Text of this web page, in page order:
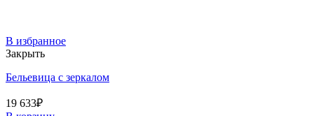
В избранное
Закрыть
Бельевица с зеркалом
19 633₽